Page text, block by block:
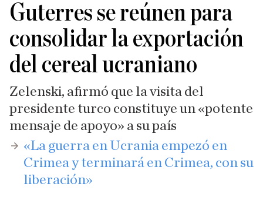
Guterres se reúnen para
consolidar la exportación
del cereal ucraniano
Zelenski, afirmó que la visita del
presidente turco constituye un «potente
mensaje de apoyo» a su país
«La guerra en Ucrania empezó en
Crimea y terminará en Crimea, con su
liberación»